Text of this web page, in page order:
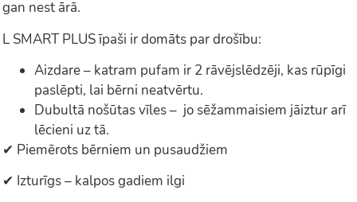
gan nest ārā.
L SMART PLUS īpaši ir domāts par drošību:
Aizdare – katram pufam ir 2 rāvējslēdzēji, kas rūpīgi
paslēpti, lai bērni neatvērtu.
Dubultā nošūtas vīles – jo sēžammaisiem jāiztur arī
lēcieni uz tā.
✔ Piemērots bērniem un pusaudžiem
✔ Izturīgs – kalpos gadiem ilgi